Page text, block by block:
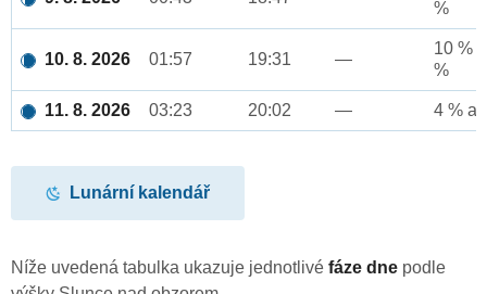
%
10. 8. 2026 01:57 19:31 —
10 %
%
11. 8. 2026 03:23 20:02 — 4 %
Lunární kalendář
Níže uvedená tabulka ukazuje jednotlivé fáze dne podle